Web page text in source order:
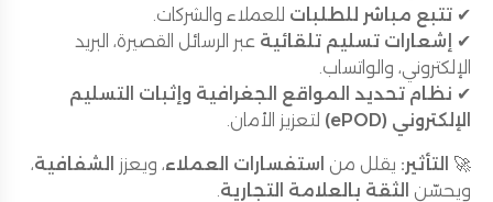
✔ تتبع مباشر للطلبات للعملاء والشركات.
✔
إشعارات تسليم تلقائية عبر الرسائل القصيرة، البريد
الإلكتروني، والواتساب.
✔ نظام تحديد المواقع الجغرافية وإثبات التسليم
الإلكتروني (ePOD)
لتعزيز الأمان.
🚀 التأثير: يقلل من استفسارات العملاء، ويعزز الشفافية،
ويحسّن الثقة بالعلامة التجارية